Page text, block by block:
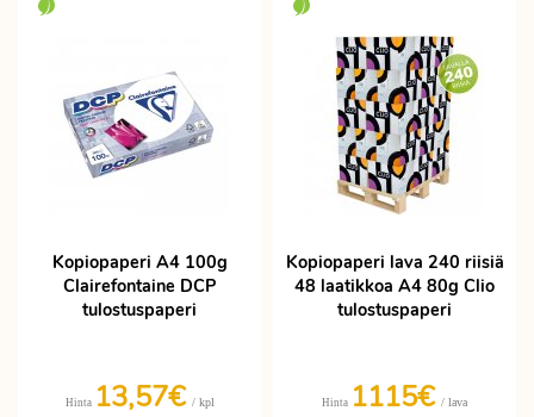
Kopiopaperi A4 100g
Clairefontaine DCP
tulostuspaperi
Hinta 13,57€ / kpl
Kopiopaperi lava 240 riisiä
48 laatikkoa A4 80g Clio
tulostuspaperi
Hinta 1115€ / lava